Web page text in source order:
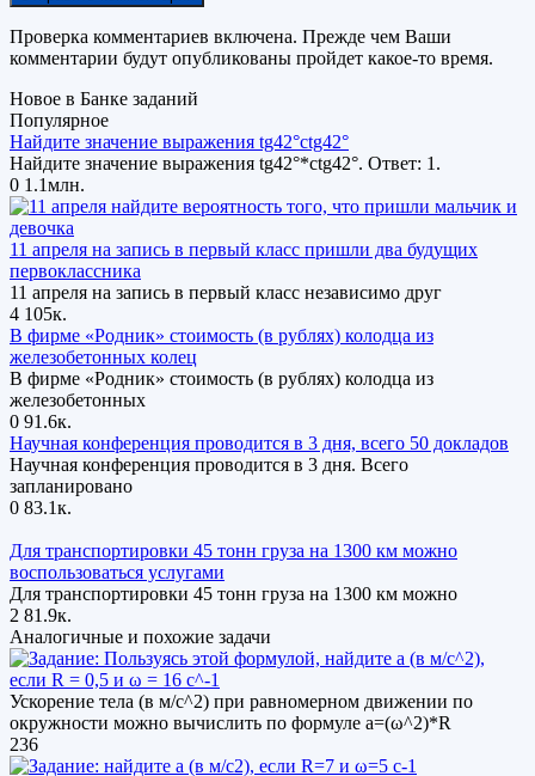
Проверка комментариев включена. Прежде чем Ваши
комментарии будут опубликованы пройдет какое-то время.
Новое в Банке заданий
Популярное
Найдите значение выражения tg42°ctg42°
Найдите значение выражения tg42°*ctg42°. Ответ: 1.
0 1.1млн.
11 апреля на запись в первый класс пришли два будущих
первоклассника
11 апреля на запись в первый класс независимо друг
4 105к.
В фирме «Родник» стоимость (в рублях) колодца из
железобетонных колец
В фирме «Родник» стоимость (в рублях) колодца из
железобетонных
0 91.6к.
Научная конференция проводится в 3 дня, всего 50 докладов
Научная конференция проводится в 3 дня. Всего
запланировано
0 83.1к.
Для транспортировки 45 тонн груза на 1300 км можно
воспользоваться услугами
Для транспортировки 45 тонн груза на 1300 км можно
2 81.9к.
Аналогичные и похожие задачи
Ускорение тела (в м/с^2) при равномерном движении по
окружности можно вычислить по формуле а=(ω^2)*R
236